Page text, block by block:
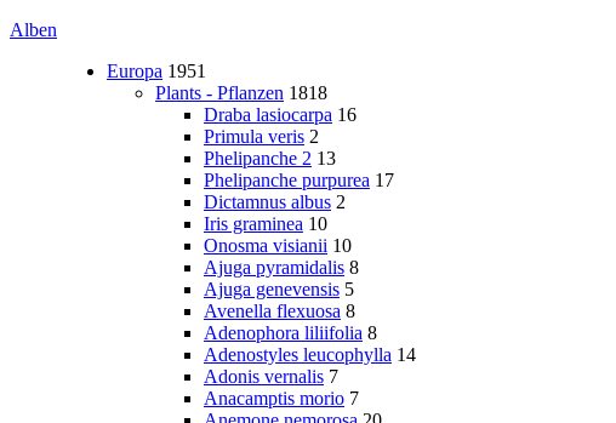
Alben
Europa 1951
Plants - Pflanzen 1818
Draba lasiocarpa 16
Primula veris 2
Phelipanche 2 13
Phelipanche purpurea 17
Dictamnus albus 2
Iris graminea 10
Onosma visianii 10
Ajuga pyramidalis 8
Ajuga genevensis 5
Avenella flexuosa 8
Adenophora liliifolia 8
Adenostyles leucophylla 14
Adonis vernalis 7
Anacamptis morio 7